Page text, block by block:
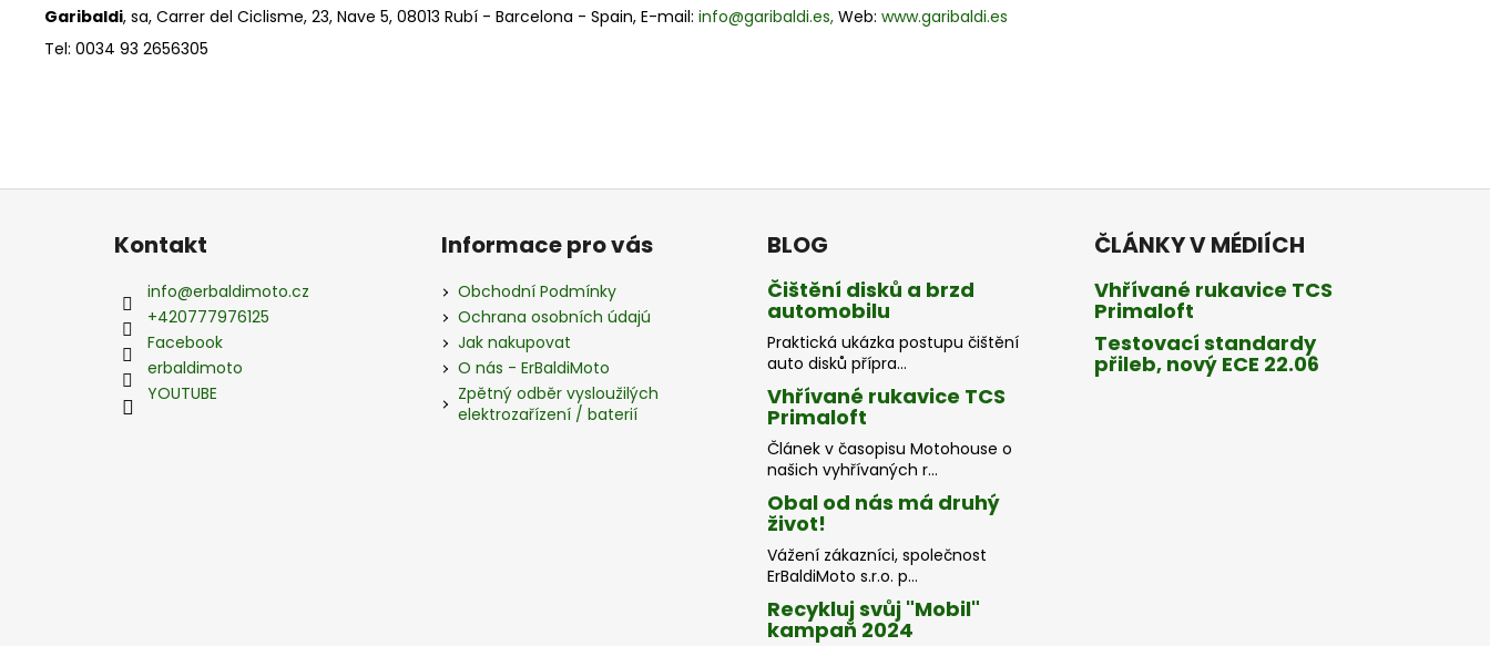
Garibaldi, sa, Carrer del Ciclisme, 23, Nave 5, 08013 Rubí - Barcelona - Spain, E-mail: info@garibaldi.es, Web: www.garibaldi.es
Tel: 0034 93 2656305
Kontakt
info@erbaldimoto.cz
+420777976125
Facebook
erbaldimoto
YOUTUBE
Informace pro vás
Obchodní Podmínky
Ochrana osobních údajú
Jak nakupovat
O nás - ErBaldiMoto
Zpětný odběr vysloužilých
elektrozařízení / baterií
BLOG
Čištění disků a brzd
automobilu
Praktická ukázka postupu čištění
auto disků přípra...
Vhřívané rukavice TCS
Primaloft
Článek v časopisu Motohouse o
našich vyhřívaných r...
Obal od nás má druhý
život!
Vážení zákazníci, společnost
ErBaldiMoto s.r.o. p...
Recykluj svůj "Mobil"
kampaň 2024
ČLÁNKY V MÉDIÍCH
Vhřívané rukavice TCS
Primaloft
Testovací standardy
přileb, nový ECE 22.06